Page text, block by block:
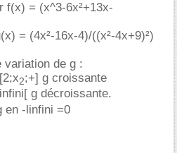
f(x) = (x^3-6x²+13x-
= (4x²-16x-4)/((x²-4x+9)²)
variation de g :
2;+] g croissante
g décroissante.
en -linfini =0